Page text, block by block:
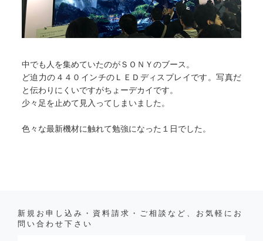
中でも人を集めていたのがＳＯＮＹのブース。
ど迫力の４４０インチのＬＥＤディスプレイです。写真だ
と伝わりにくいですがちょーデカイです。
少々足を止めて見入ってしまいました。
色々な最新機材に触れて勉強になった１日でした。
新規お申し込み・資料請求・ご相談など、お気軽にお
問い合わせ下さい